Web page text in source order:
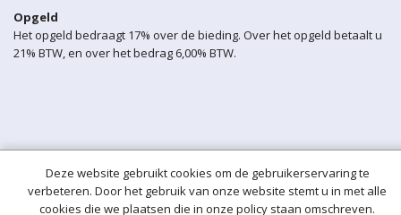
Opgeld
Het opgeld bedraagt 17% over de bieding. Over het opgeld betaalt u
21% BTW, en over het bedrag 6,00% BTW.
Deze website gebruikt cookies om de gebruikerservaring te
verbeteren. Door het gebruik van onze website stemt u in met alle
cookies die we plaatsen die in onze policy staan omschreven.